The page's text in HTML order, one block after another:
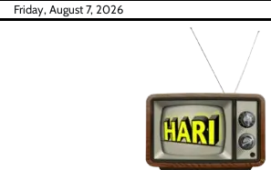
SkipFriday, August 7, 2026